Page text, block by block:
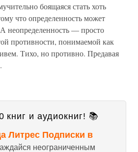
боящаяся стать хоть
что определенность может
неопределенность — просто
противности, понимаемой как
Тихо, но противно. Предавая
книг и аудиокниг! 📚
Литрес Подписки в
неограниченным